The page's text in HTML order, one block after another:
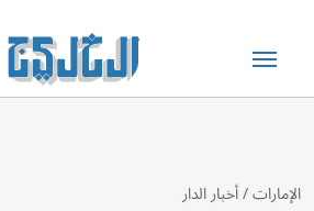
الإمارات/أخبار الدار